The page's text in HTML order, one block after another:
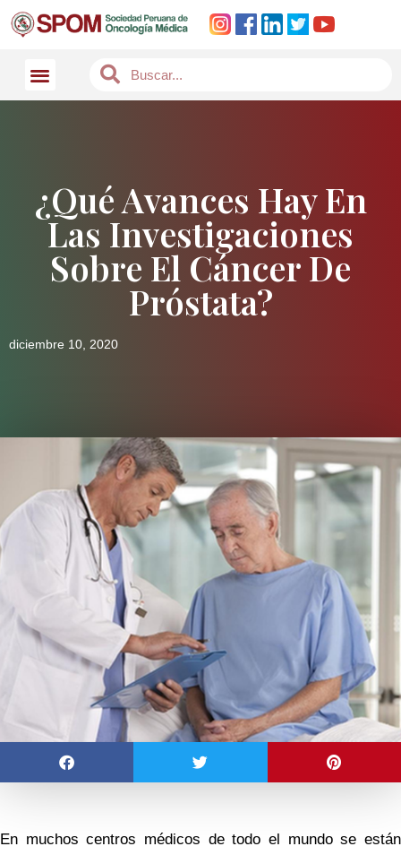
¿Qué Avances Hay En
Las Investigaciones
Sobre El Cáncer De
Próstata?
diciembre 10, 2020
En muchos centros médicos de todo el mundo se están